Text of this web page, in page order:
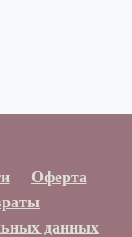
Оферта
данных